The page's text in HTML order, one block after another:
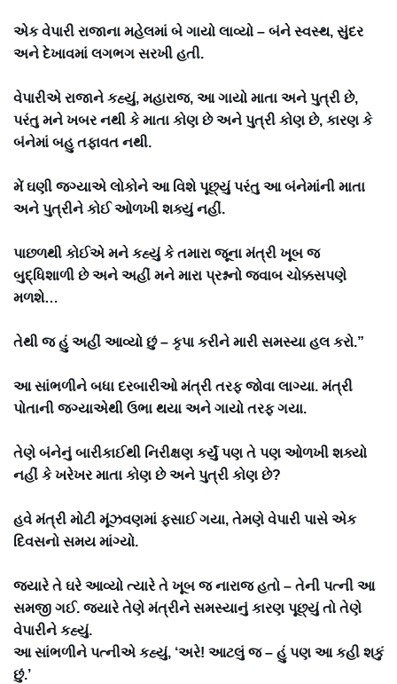
એક વેપારી રાજાના મહેલમાં બે ગાયો લાવ્યો – બંને સ્વસ્થ, સુંદર
અને દેખાવમાં લગભગ સરખી હતી.
વેપારીએ રાજાને કહ્યું, મહારાજ, આ ગાયો માતા અને પુત્રી છે,
પરંતુ મને ખબર નથી કે માતા કોણ છે અને પુત્રી કોણ છે, કારણ કે
બંનેમાં બહુ તફાવત નથી.
મેં ઘણી જગ્યાએ લોકોને આ વિશે પૂછ્યું પરંતુ આ બંનેમાંની માતા
અને પુત્રીને કોઈ ઓળખી શક્યું નહીં.
પાછળથી કોઈએ મને કહ્યું કે તમારા જૂના મંત્રી ખૂબ જ
બુદ્ધિશાળી છે અને અહીં મને મારા પ્રશ્નનો જવાબ ચોક્કસપણે
મળશે…
તેથી જ હું અહીં આવ્યો છું – કૃપા કરીને મારી સમસ્યા હલ કરો.”
આ સાંભળીને બધા દરબારીઓ મંત્રી તરફ જોવા લાગ્યા. મંત્રી
પોતાની જગ્યાએથી ઉભા થયા અને ગાયો તરફ ગયા.
તેણે બંનેનું બારીકાઈથી નિરીક્ષણ કર્યું પણ તે પણ ઓળખી શક્યો
નહીં કે ખરેખર માતા કોણ છે અને પુત્રી કોણ છે?
હવે મંત્રી મોટી મૂંઝવણમાં ફસાઈ ગયા, તેમણે વેપારી પાસે એક
દિવસનો સમય માંગ્યો.
જ્યારે તે ઘરે આવ્યો ત્યારે તે ખૂબ જ નારાજ હતો – તેની પત્ની આ
સમજી ગઈ. જ્યારે તેણે મંત્રીને સમસ્યાનું કારણ પૂછ્યું તો તેણે
વેપારીને કહ્યું.
આ સાંભળીને પત્નીએ કહ્યું, ‘અરે! આટલું જ – હું પણ આ કહી શકું
છું.’